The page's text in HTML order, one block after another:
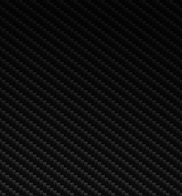
varianter.
De
olika
alternativen
kan
väljas
på
produktsidan